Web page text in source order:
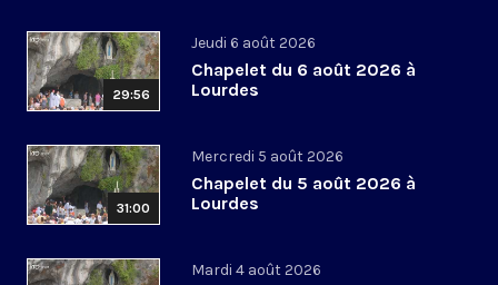
29:56
Jeudi 6 août 2026
Chapelet du 6 août 2026 à
Lourdes
31:00
Mercredi 5 août 2026
Chapelet du 5 août 2026 à
Lourdes
Mardi 4 août 2026